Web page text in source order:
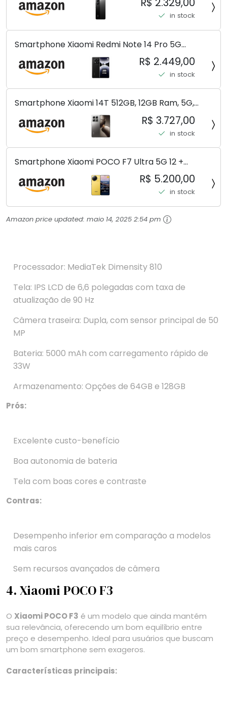
in stock
Smartphone Xiaomi Redmi Note 14 Pro 5G
Midnight Black (Preto) 12GB RAM 512GB ROM NFC
[ 24090RA29G ]
R$ 2.449,00
in stock
Smartphone Xiaomi 14T 512GB, 12GB Ram, 5G,
Leica, Cinza - no Brasil
R$ 3.727,00
in stock
Smartphone Xiaomi POCO F7 Ultra 5G 12 +
256GB/16+512GB Processador Snapdragon 8 Elite
Top de Linha Chip VisionBoost D7 para Jogos
Pesados Tela Flow AMOLED 2K...
R$ 5.200,00
in stock
Amazon price updated: maio 14, 2025 2:54 pm
Processador: MediaTek Dimensity 810
Tela: IPS LCD de 6,6 polegadas com taxa de
atualização de 90 Hz
Câmera traseira: Dupla, com sensor principal de 50
MP
Bateria: 5000 mAh com carregamento rápido de
33W
Armazenamento: Opções de 64GB e 128GB
Prós:
Excelente custo-benefício
Boa autonomia de bateria
Tela com boas cores e contraste
Contras:
Desempenho inferior em comparação a modelos
mais caros
Sem recursos avançados de câmera
4. Xiaomi POCO F3
O Xiaomi POCO F3 é um modelo que ainda mantém
sua relevância, oferecendo um bom equilíbrio entre
preço e desempenho. Ideal para usuários que buscam
um bom smartphone sem exageros.
Características principais: